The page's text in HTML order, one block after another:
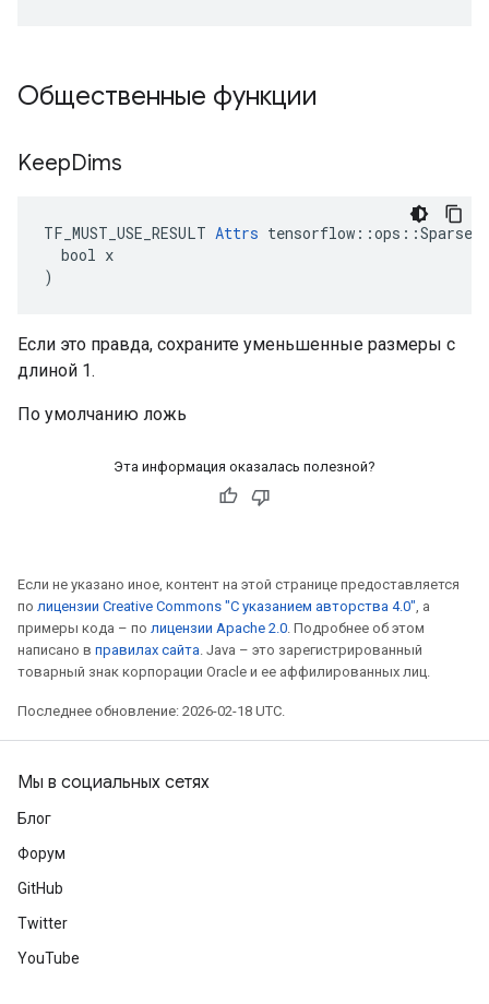
Общественные функции
KeepDims
TF_MUST_USE_RESULT Attrs
  bool x
)
Если это правда, сохраните уменьшенные размеры с
длиной 1.
По умолчанию ложь
Эта информация оказалась полезной?
Если не указано иное, контент на этой странице предоставляется
по лицензии Creative Commons "С указанием авторства 4.0", а
примеры кода – по лицензии Apache 2.0. Подробнее об этом
написано в правилах сайта. Java – это зарегистрированный
товарный знак корпорации Oracle и ее аффилированных лиц.
Последнее обновление: 2026-02-18 UTC.
Мы в социальных сетях
Блог
Форум
GitHub
Twitter
YouTube